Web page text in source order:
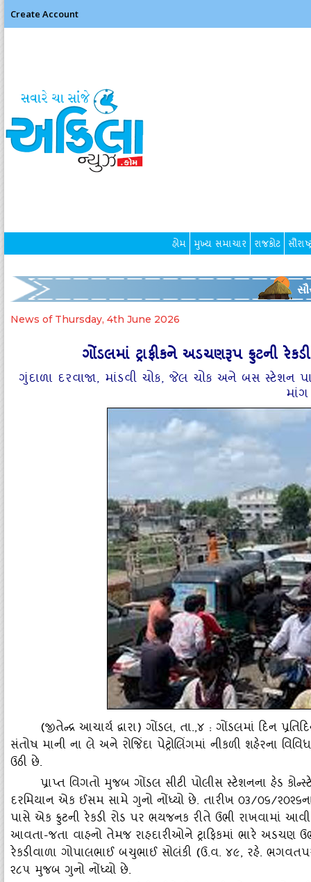
Create Account
હોમ મુખ્ય સમાચાર રાજકોટ
News of Thursday, 4th June 2026
ગોંડલમાં ટ્રાફીકને અડચણરૂપ ફ્રુટની
ગુંદાળા દરવાજા, માંડવી ચોક, જેલ ચોક અને બસ સ્‍ટેશન પાસે
માંગ
(જીતેન્‍દ્ર આચાર્ય દ્વારા) ગોંડલ, તા.,૪ : ગોંડલમાં દિન
સંતોષ માની ના લે અને રોજિંદા પેટ્રોલિંગમાં નીકળી શહેરના
ઉઠી છે.
પ્રાપ્ત વિગતો મુજબ ગોંડલ સીટી પોલીસ સ્‍ટેશનના હેડ
દરમિયાન એક ઈસમ સામે ગુનો નોંધ્‍યો છે. તારીખ ૦૩/૦૬/
પાસે એક ફ્રુટની રેકડી રોડ પર ભયજનક રીતે ઉભી રાખવામાં
આવતા-જતા વાહનો તેમજ રાહદારીઓને ટ્રાફિકમાં ભારે અડચણ
રેકડીવાળા ગોપાલભાઈ બચુભાઈ સોલંકી (ઉ.વ. ૪૯, રહે.
૨૮૫ મુજબ ગુનો નોંધ્‍યો છે.